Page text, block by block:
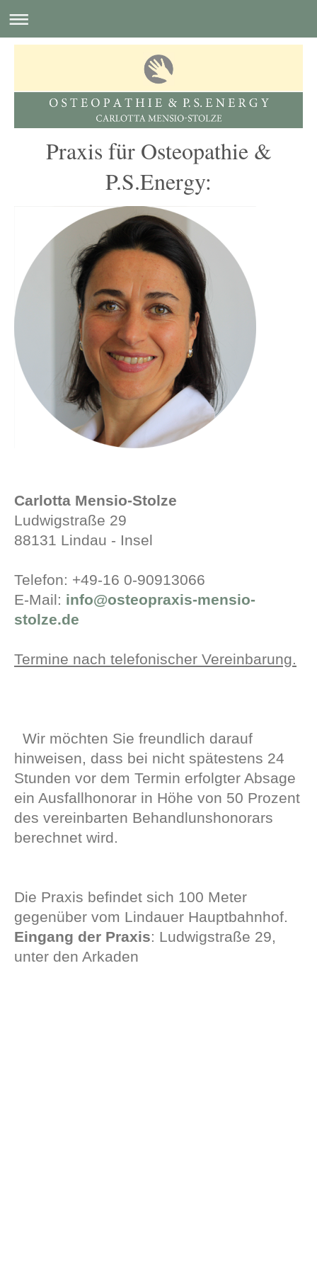
Praxis für Osteopathie &
P.S.Energy:
Carlotta Mensio-Stolze
Ludwigstraße 29
88131 Lindau - Insel
Telefon: +49-16 0-90913066
E-Mail: info@osteopraxis-mensio-
stolze.de
Termine nach telefonischer Vereinbarung.
Wir möchten Sie freundlich darauf
hinweisen, dass bei nicht spätestens 24
Stunden vor dem Termin erfolgter Absage
ein Ausfallhonorar in Höhe von 50 Prozent
des vereinbarten Behandlunshonorars
berechnet wird.
Die Praxis befindet sich 100 Meter
gegenüber vom Lindauer Hauptbahnhof.
Eingang der Praxis: Ludwigstraße 29,
unter den Arkaden